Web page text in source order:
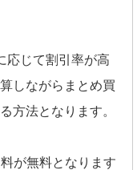
応じて割引率が高
しながらまとめ買
方法となります。
が無料となります